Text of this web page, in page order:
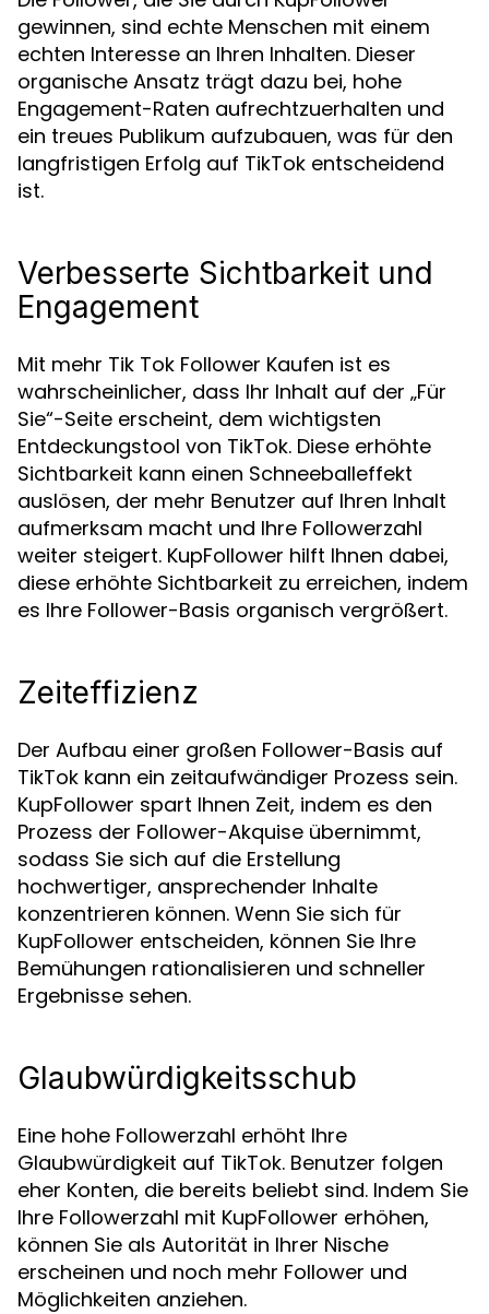
gewinnen, sind echte Menschen mit einem
echten Interesse an Ihren Inhalten. Dieser
organische Ansatz trägt dazu bei, hohe
Engagement-Raten aufrechtzuerhalten und
ein treues Publikum aufzubauen, was für den
langfristigen Erfolg auf TikTok entscheidend
ist.
Verbesserte Sichtbarkeit und
Engagement
Mit mehr Tik Tok Follower Kaufen ist es
wahrscheinlicher, dass Ihr Inhalt auf der „Für
Sie“-Seite erscheint, dem wichtigsten
Entdeckungstool von TikTok. Diese erhöhte
Sichtbarkeit kann einen Schneeballeffekt
auslösen, der mehr Benutzer auf Ihren Inhalt
aufmerksam macht und Ihre Followerzahl
weiter steigert. KupFollower hilft Ihnen dabei,
diese erhöhte Sichtbarkeit zu erreichen, indem
es Ihre Follower-Basis organisch vergrößert.
Zeiteffizienz
Der Aufbau einer großen Follower-Basis auf
TikTok kann ein zeitaufwändiger Prozess sein.
KupFollower spart Ihnen Zeit, indem es den
Prozess der Follower-Akquise übernimmt,
sodass Sie sich auf die Erstellung
hochwertiger, ansprechender Inhalte
konzentrieren können. Wenn Sie sich für
KupFollower entscheiden, können Sie Ihre
Bemühungen rationalisieren und schneller
Ergebnisse sehen.
Glaubwürdigkeitsschub
Eine hohe Followerzahl erhöht Ihre
Glaubwürdigkeit auf TikTok. Benutzer folgen
eher Konten, die bereits beliebt sind. Indem Sie
Ihre Followerzahl mit KupFollower erhöhen,
können Sie als Autorität in Ihrer Nische
erscheinen und noch mehr Follower und
Möglichkeiten anziehen.